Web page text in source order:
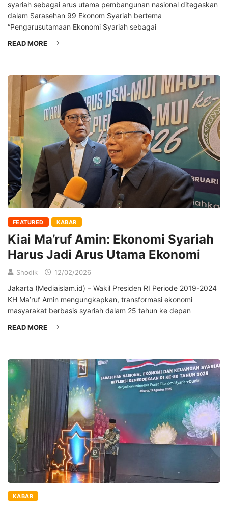
syariah sebagai arus utama pembangunan nasional ditegaskan
dalam Sarasehan 99 Ekonom Syariah bertema
“Pengarusutamaan Ekonomi Syariah sebagai
READ MORE
FEATURED KABAR
Kiai Ma’ruf Amin: Ekonomi Syariah
Harus Jadi Arus Utama Ekonomi
Shodik 12/02/2026
Jakarta (Mediaislam.id) – Wakil Presiden RI Periode 2019-2024
KH Ma’ruf Amin mengungkapkan, transformasi ekonomi
masyarakat berbasis syariah dalam 25 tahun ke depan
READ MORE
KABAR